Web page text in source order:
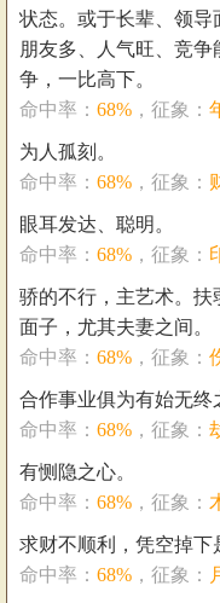
状态。或于长辈、领导
朋友多、人气旺、竞
争，一比高下。
命中率： 68% ，征象：
为人孤刻。
命中率： 68% ，征象：
眼耳发达、聪明。
命中率： 68% ，征象：
骄的不行，主艺术。
面子，尤其夫妻之间。
命中率： 68% ，征象：
合作事业俱为有始无终
命中率： 68% ，征象：
有恻隐之心。
命中率： 68% ，征象：
求财不顺利，凭空掉下
命中率： 68% ，征象：